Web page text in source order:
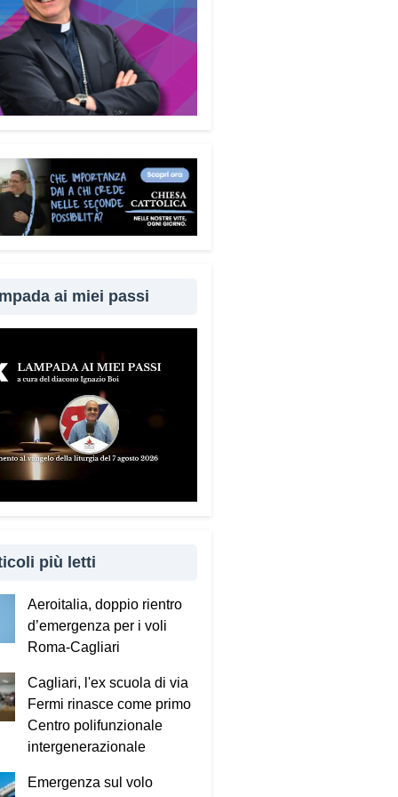
la fiducia e l’isolamento.
questi meccanismi
costruire uno scudo
molto più efficace.
difendersi dalle truffe
difendere la dignità delle
il maggior numero
di cittadini. È anche un
che non è solo.
è importante coinvolgere
familiari e caregiver?
Questa guida può
tenuta in casa e condivisa
familiari. La prevenzione
pronto ad aiutare fa
la differenza.
portando questo progetto
nei territori.
incontrando tante comunità in
Ringrazio i comuni, le
e le amministrazioni che
scelto di diffondere il
Tra gli ultimi ad aderire
di Elmas. Durante
ai miei passi
più letti
Aeroitalia, doppio rientro
d’emergenza per i voli
Roma-Cagliari
Cagliari, l'ex scuola di via
Fermi rinasce come primo
Centro polifunzionale
intergenerazionale
Emergenza sul volo